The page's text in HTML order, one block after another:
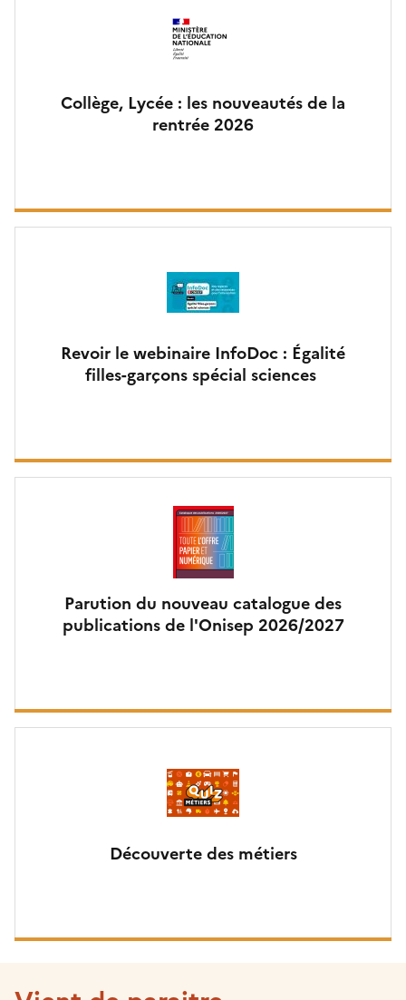
Collège, Lycée : les nouveautés de la
rentrée 2026
Revoir le webinaire InfoDoc : Égalité
filles-garçons spécial sciences
Parution du nouveau catalogue des
publications de l'Onisep 2026/2027
Découverte des métiers